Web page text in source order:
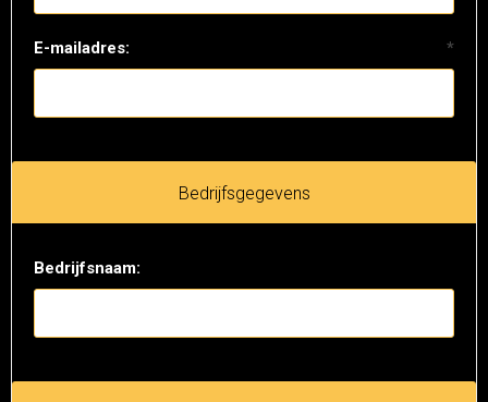
E-mailadres: *
Bedrijfsgegevens
Bedrijfsnaam: